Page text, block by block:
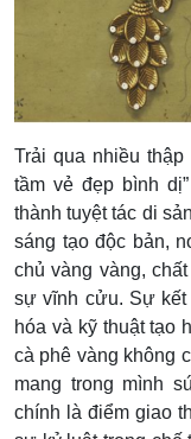
Trải qua nhiều
tầm vẻ đẹp bình
thành tuyệt tác di
sáng tạo độc bản,
chủ vàng vàng,
sự vĩnh cửu. Sự
hóa và kỹ thuật tạo
cà phê vàng không
mang trong mình
chính là điểm giao